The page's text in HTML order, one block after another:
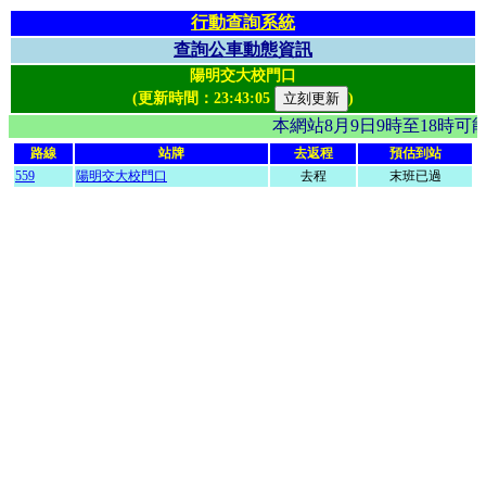
行動查詢系統
查詢公車動態資訊
陽明交大校門口
(更新時間： 23:43:05 )
本網站8月9日9時至18
路線 站牌 去返程
預估到站
559
陽明交大校門口 去程 末班已過